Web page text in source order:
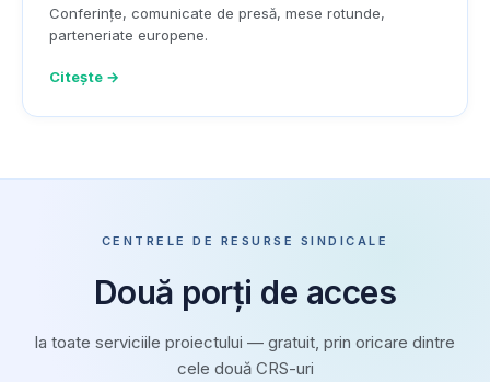
Conferințe, comunicate de presă, mese rotunde,
parteneriate europene.
Citește →
CENTRELE DE RESURSE SINDICALE
Două porți de acces
la toate serviciile proiectului — gratuit, prin oricare dintre
cele două CRS-uri